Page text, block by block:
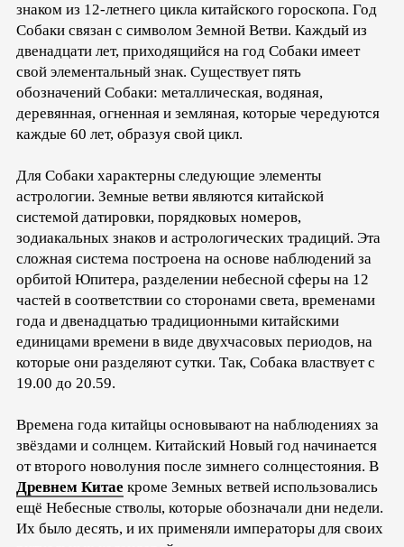
знаком из 12-летнего цикла китайского гороскопа. Год
Собаки связан с символом Земной Ветви. Каждый из
двенадцати лет, приходящийся на год Собаки имеет
свой элементальный знак. Существует пять
обозначений Собаки: металлическая, водяная,
деревянная, огненная и земляная, которые чередуются
каждые 60 лет, образуя свой цикл.
Для Собаки характерны следующие элементы
астрологии. Земные ветви являются китайской
системой датировки, порядковых номеров,
зодиакальных знаков и астрологических традиций. Эта
сложная система построена на основе наблюдений за
орбитой Юпитера, разделении небесной сферы на 12
частей в соответствии со сторонами света, временами
года и двенадцатью традиционными китайскими
единицами времени в виде двухчасовых периодов, на
которые они разделяют сутки. Так, Собака властвует с
19.00 до 20.59.
Времена года китайцы основывают на наблюдениях за
звёздами и солнцем. Китайский Новый год начинается
от второго новолуния после зимнего солнцестояния. В
Древнем Китае кроме Земных ветвей использовались
ещё Небесные стволы, которые обозначали дни недели.
Их было десять, и их применяли императоры для своих